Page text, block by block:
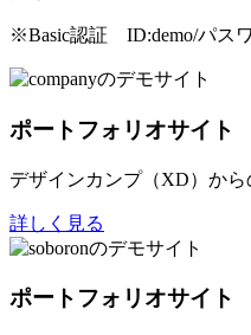
※Basic認証 ID:demo/パス
ポートフォリオサイト
デザインカンプ（XD）か
詳しく見る
ポートフォリオサイト